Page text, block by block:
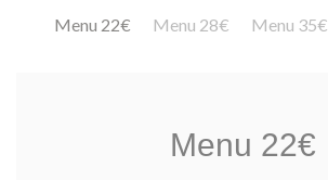
Menu 22€ Menu 28€ Menu 35€
Menu 22€